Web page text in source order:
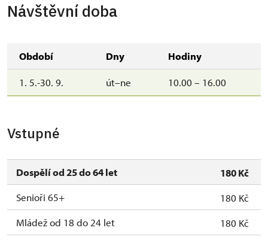
Návštěvní doba
Období Dny Hodiny
1. 5.-30. 9. út–ne 10.00 – 16.00
Vstupné
Dospělí od 25 do 64 let
180 Kč
Senioři 65+
180 Kč
Mládež od 18 do 24 let
180 Kč